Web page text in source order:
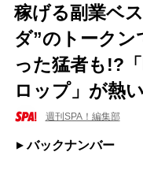
稼げる副業ベ
ダ”のトークン
った猛者も!?
ロップ」が熱い
週刊SPA！編集部
バックナンバー